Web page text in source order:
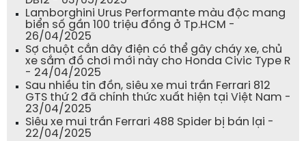
Lamborghini Urus Performante màu độc mang
biển số gần 100 triệu đồng ở Tp.HCM -
26/04/2025
Sợ chuột cắn dây điện có thể gây cháy xe, chủ
xe sắm đồ chơi mới này cho Honda Civic Type R
- 24/04/2025
Sau nhiều tin đồn, siêu xe mui trần Ferrari 812
GTS thứ 2 đã chính thức xuất hiện tại Việt Nam -
23/04/2025
Siêu xe mui trần Ferrari 488 Spider bị bán lại -
22/04/2025